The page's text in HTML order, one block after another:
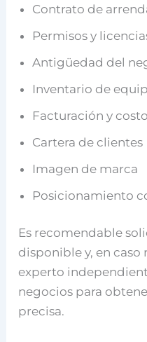
Contrato de
Permisos y
Antigüedad del
Inventario de
Facturación y
Cartera de clientes
Imagen de marca
Posicionamiento
Es recomendable
disponible y, en caso
experto
negocios para
precisa.